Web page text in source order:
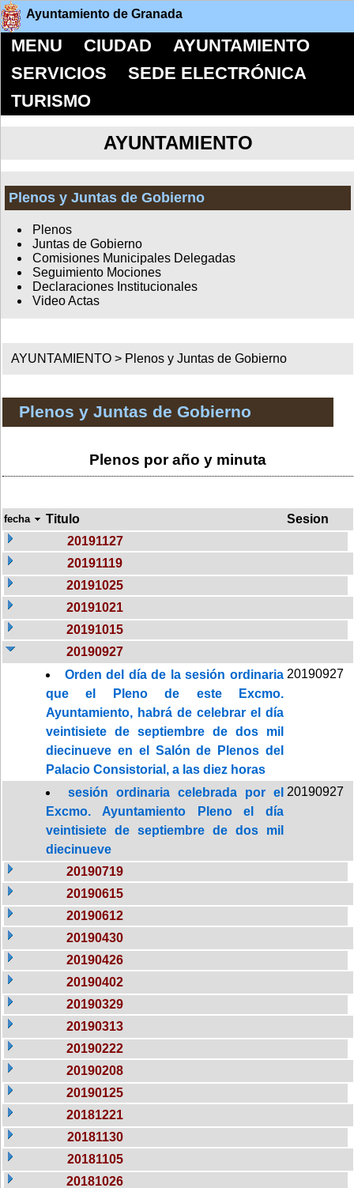
Ayuntamiento de Granada
MENU CIUDAD
AYUNTAMIENTO
SERVICIOS
SEDE ELECTRÓNICA
TURISMO
AYUNTAMIENTO
Plenos y Juntas de Gobierno
Plenos
Juntas de Gobierno
Comisiones Municipales Delegadas
Seguimiento Mociones
Declaraciones Institucionales
Video Actas
AYUNTAMIENTO > Plenos y Juntas de Gobierno
Plenos y Juntas de Gobierno
Plenos por año y minuta
fecha Titulo
Sesion
20191127
20191119
20191025
20191021
20191015
20190927
Orden del día de la sesión ordinaria
que el Pleno de este Excmo.
Ayuntamiento, habrá de celebrar el día
veintisiete de septiembre de dos mil
diecinueve en el Salón de Plenos del
Palacio Consistorial, a las diez horas
20190927
sesión ordinaria celebrada por el
Excmo. Ayuntamiento Pleno el día
veintisiete de septiembre de dos mil
diecinueve
20190927
20190719
20190615
20190612
20190430
20190426
20190402
20190329
20190313
20190222
20190208
20190125
20181221
20181130
20181105
20181026